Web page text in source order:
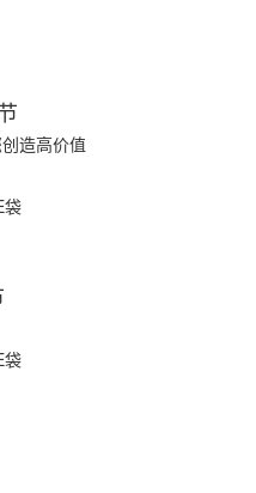
造高价值